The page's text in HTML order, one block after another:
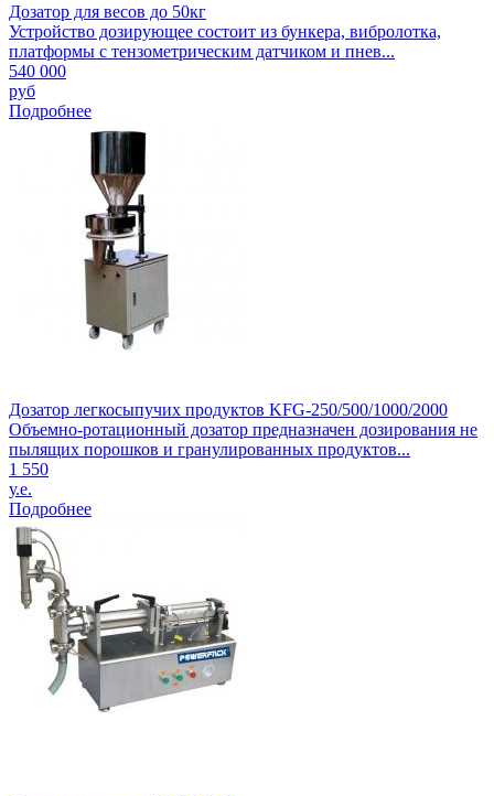
Дозатор для весов до 50кг
Устройство дозирующее состоит из бункера, вибролотка,
платформы с тензометрическим датчиком и пнев...
540 000
руб
Подробнее
Дозатор легкосыпучих продуктов KFG-250/500/1000/2000
Объемно-ротационный дозатор предназначен дозирования не
пылящих порошков и гранулированных продуктов...
1 550
у.е.
Подробнее